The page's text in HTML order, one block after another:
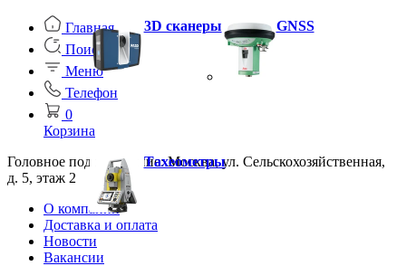
Главная
Поиск
Меню
Телефон
0
Корзина
Головное подразделение: Москва, ул. Сельскохозяйственная,
д. 5, этаж 2
О компании
Доставка и оплата
Новости
Вакансии
3D сканеры GNSS
Тахеометры